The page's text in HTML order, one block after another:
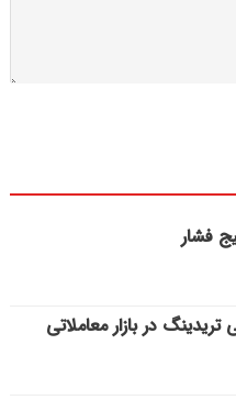
فشار
در بازار معاملاتی